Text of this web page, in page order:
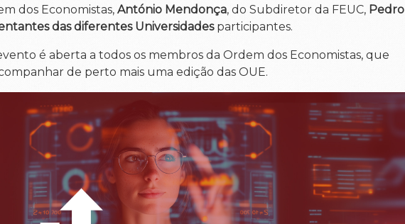
dos Economistas, António Mendonça, do Subdiretor da FEUC, Pedro
das diferentes Universidadesparticipantes.
é aberta a todos os membros da Ordem dos Economistas, que
de perto mais uma edição das OUE.